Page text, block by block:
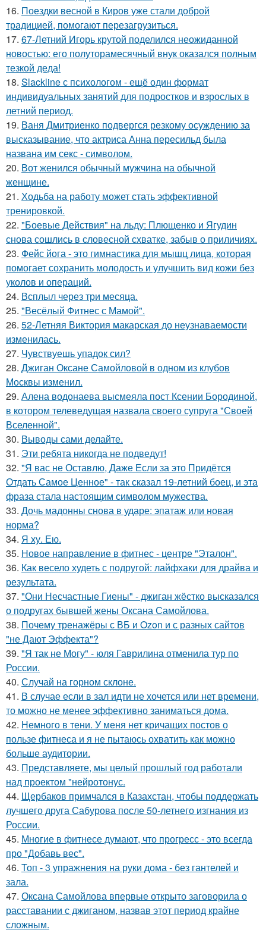
16. Поездки весной в Киров уже стали доброй
традицией, помогают перезагрузиться.
17. 67-Летний Игорь крутой поделился неожиданной
новостью: его полуторамесячный внук оказался полным
тезкой деда!
18. Slackline с психологом - ещё один формат
индивидуальных занятий для подростков и взрослых в
летний период.
19. Ваня Дмитриенко подвергся резкому осуждению за
высказывание, что актриса Анна пересильд была
названа им секс - символом.
20. Вот женился обычный мужчина на обычной
женщине.
21. Ходьба на работу может стать эффективной
тренировкой.
22. "Боевые Действия" на льду: Плющенко и Ягудин
снова сошлись в словесной схватке, забыв о приличиях.
23. Фейс йога - это гимнастика для мышц лица, которая
помогает сохранить молодость и улучшить вид кожи без
уколов и операций.
24. Всплыл через три месяца.
25. "Весёлый Фитнес с Мамой".
26. 52-Летняя Виктория макарская до неузнаваемости
изменилась.
27. Чувствуешь упадок сил?
28. Джиган Оксане Самойловой в одном из клубов
Москвы изменил.
29. Алена водонаева высмеяла пост Ксении Бородиной,
в котором телеведущая назвала своего супруга "Своей
Вселенной".
30. Выводы сами делайте.
31. Эти ребята никогда не подведут!
32. "Я вас не Оставлю, Даже Если за это Придётся
Отдать Самое Ценное" - так сказал 19-летний боец, и эта
фраза стала настоящим символом мужества.
33. Дочь мадонны снова в ударе: эпатаж или новая
норма?
34. Я ху. Ею.
35. Новое направление в фитнес - центре "Эталон".
36. Как весело худеть с подругой: лайфхаки для драйва и
результата.
37. "Они Несчастные Гиены" - джиган жёстко высказался
о подругах бывшей жены Оксана Самойлова.
38. Почему тренажёры с ВБ и Ozon и с разных сайтов
"не Дают Эффекта"?
39. "Я так не Могу" - юля Гаврилина отменила тур по
России.
40. Случай на горном склоне.
41. В случае если в зал идти не хочется или нет времени,
то можно не менее эффективно заниматься дома.
42. Немного в тени. У меня нет кричащих постов о
пользе фитнеса и я не пытаюсь охватить как можно
больше аудитории.
43. Представляете, мы целый прошлый год работали
над проектом "нейротонус.
44. Щербаков примчался в Казахстан, чтобы поддержать
лучшего друга Сабурова после 50-летнего изгнания из
России.
45. Многие в фитнесе думают, что прогресс - это всегда
про "Добавь вес".
46. Топ - 3 упражнения на руки дома - без гантелей и
зала.
47. Оксана Самойлова впервые открыто заговорила о
расставании с джиганом, назвав этот период крайне
сложным.